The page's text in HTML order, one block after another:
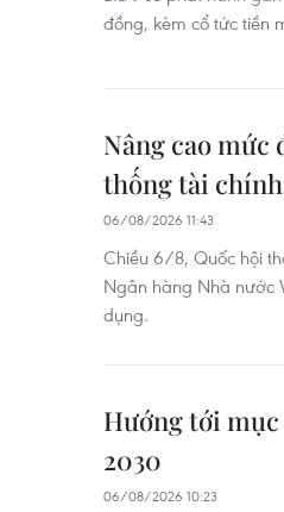
đồng, kèm cổ tức tiền
Nâng cao mức
thống tài
06/08/2026 11:43
Chiều 6/8, Quốc hội
Ngân hàng Nhà nước
dụng.
Hướng tới mục
2030
06/08/2026 10:23